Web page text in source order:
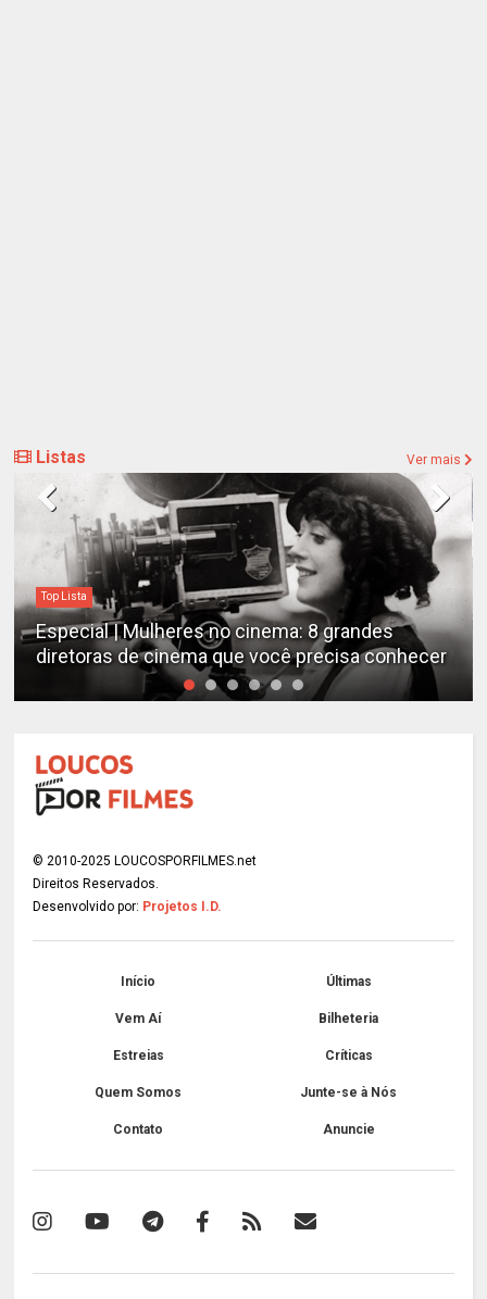
Listas Ver mais
Top Lista
Especial | Mulheres no cinema: 8 grandes
diretoras de cinema que você precisa conhecer
© 2010-2025 LOUCOSPORFILMES.net
Direitos Reservados.
Desenvolvido por: Projetos I.D.
Início Últimas
Vem Aí Bilheteria
Estreias Críticas
Quem Somos Junte-se à Nós
Contato Anuncie